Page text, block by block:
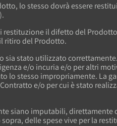
lo stesso dovrà essere
il difetto del
ritiro del Prodotto.
stato utilizzato
e/o incuria e/o per altri
stesso impropriamente. La
e/o per cui è stato
siano imputabili,
delle spese vive per la